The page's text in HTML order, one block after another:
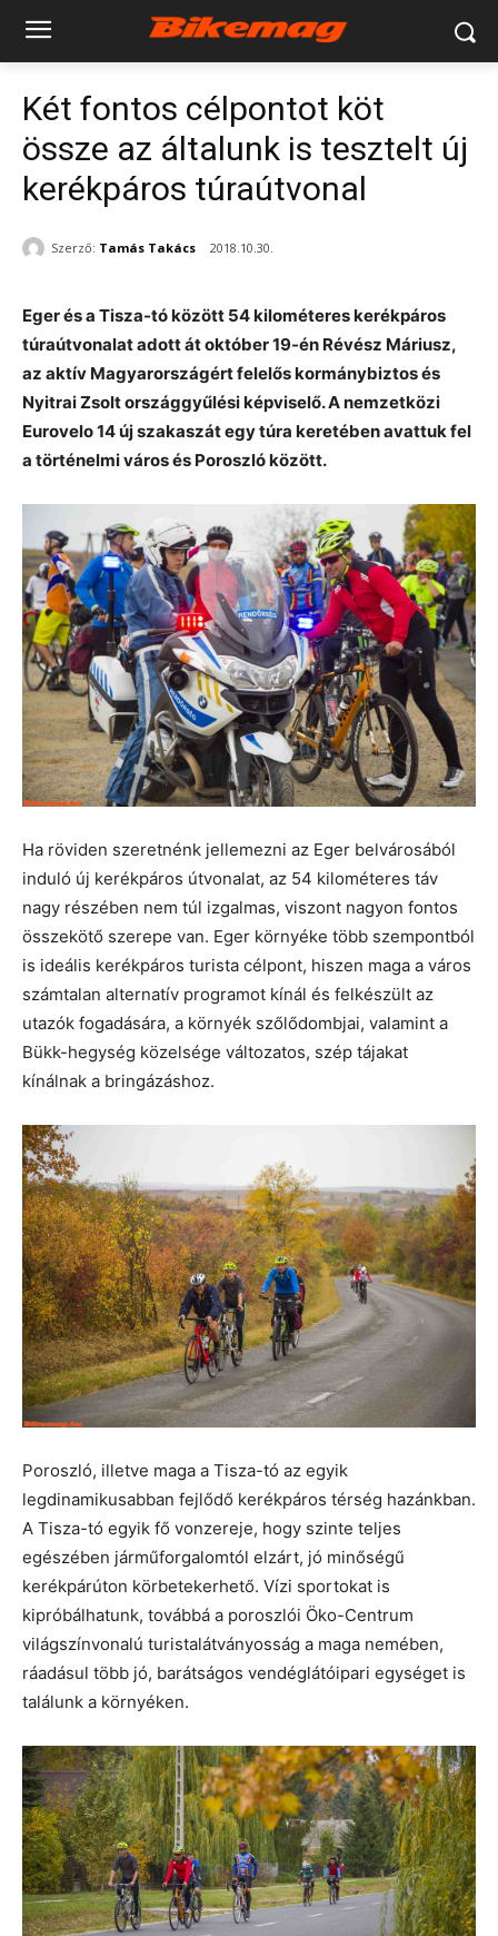
Két fontos célpontot köt
össze az általunk is tesztelt új
kerékpáros túraútvonal
Szerző: Tamás Takács 2018.10.30.
Eger és a Tisza-tó között 54 kilométeres kerékpáros
túraútvonalat adott át október 19-én Révész Máriusz,
az aktív Magyarországért felelős kormánybiztos és
Nyitrai Zsolt országgyűlési képviselő. A nemzetközi
Eurovelo 14 új szakaszát egy túra keretében avattuk fel
a történelmi város és Poroszló között.
Ha röviden szeretnénk jellemezni az Eger belvárosából
induló új kerékpáros útvonalat, az 54 kilométeres táv
nagy részében nem túl izgalmas, viszont nagyon fontos
összekötő szerepe van. Eger környéke több szempontból
is ideális kerékpáros turista célpont, hiszen maga a város
számtalan alternatív programot kínál és felkészült az
utazók fogadására, a környék szőlődombjai, valamint a
Bükk-hegység közelsége változatos, szép tájakat
kínálnak a bringázáshoz.
Poroszló, illetve maga a Tisza-tó az egyik
legdinamikusabban fejlődő kerékpáros térség hazánkban.
A Tisza-tó egyik fő vonzereje, hogy szinte teljes
egészében járműforgalomtól elzárt, jó minőségű
kerékpárúton körbetekerhető. Vízi sportokat is
kipróbálhatunk, továbbá a poroszlói Öko-Centrum
világszínvonalú turistalátványosság a maga nemében,
ráadásul több jó, barátságos vendéglátóipari egységet is
találunk a környéken.